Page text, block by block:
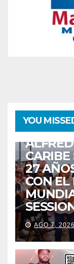
YOU
27
CON
AGO 7,